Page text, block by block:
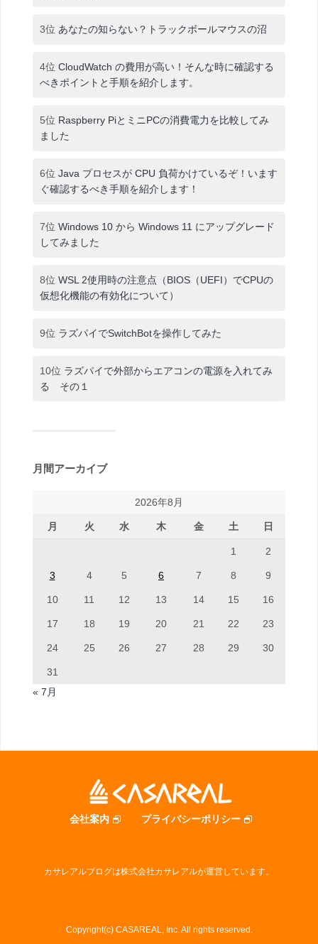
3位 あなたの知らない？トラックボールマウスの沼
4位 CloudWatch の費用が高い！そんな時に確認する
べきポイントと手順を紹介します。
5位 Raspberry PiとミニPCの消費電力を比較してみ
ました
6位 Java プロセスが CPU 負荷かけているぞ！います
ぐ確認するべき手順を紹介します！
7位 Windows 10 から Windows 11 にアップグレード
してみました
8位 WSL 2使用時の注意点（BIOS（UEFI）でCPUの
仮想化機能の有効化について）
9位 ラズパイでSwitchBotを操作してみた
10位 ラズパイで外部からエアコンの電源を入れてみ
る その１
月間アーカイブ
2026年8月
月 火 水 木 金 土 日
1 2
3 4 5 6 7 8 9
10 11 12 13 14 15 16
17 18 19 20 21 22 23
24 25 26 27 28 29 30
31
« 7月
会社案内 プライバシーポリシー
カサレアルブログは株式会社カサレアルが運営しています。
Copyright(c) CASAREAL, Inc. All rights reserved.